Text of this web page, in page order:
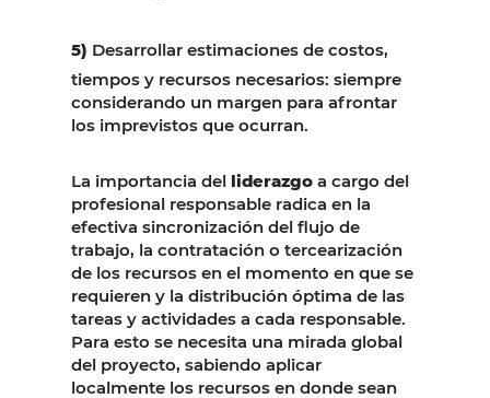
5) Desarrollar estimaciones de costos,
tiempos y recursos necesarios: siempre
considerando un margen para afrontar
los imprevistos que ocurran.
La importancia del liderazgo a cargo del
profesional responsable radica en la
efectiva sincronización del flujo de
trabajo, la contratación o tercearización
de los recursos en el momento en que se
requieren y la distribución óptima de las
tareas y actividades a cada responsable.
Para esto se necesita una mirada global
del proyecto, sabiendo aplicar
localmente los recursos en donde sean